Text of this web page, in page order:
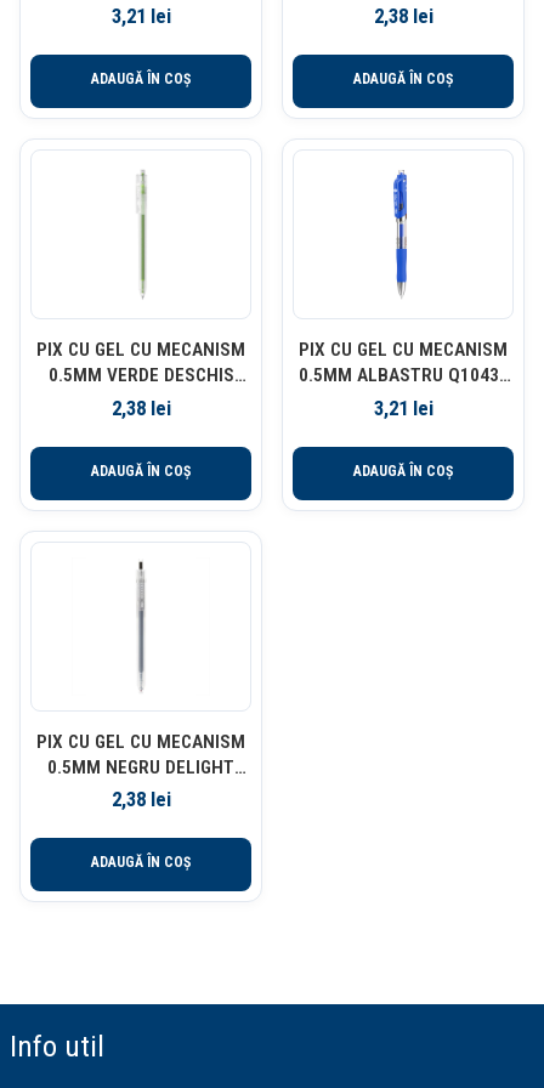
3,21 lei
ADAUGĂ ÎN COȘ
DELI
2,38 lei
ADAUGĂ ÎN COȘ
PIX CU GEL CU MECANISM
0.5MM VERDE DESCHIS
DELI
2,38 lei
ADAUGĂ ÎN COȘ
PIX CU GEL CU MECANISM
0.5MM ALBASTRU Q10430
DELI
3,21 lei
ADAUGĂ ÎN COȘ
PIX CU GEL CU MECANISM
0.5MM NEGRU DELIGHT
DELI
2,38 lei
ADAUGĂ ÎN COȘ
Info util